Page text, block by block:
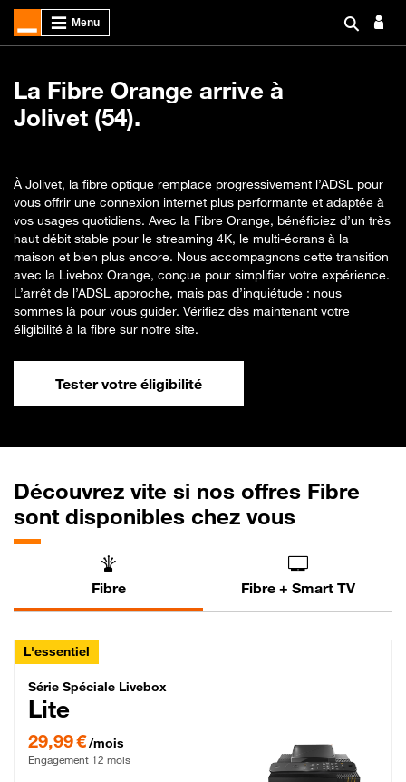
La Fibre Orange arrive à
Jolivet (54).
À Jolivet, la fibre optique remplace progressivement l’ADSL pour
vous offrir une connexion internet plus performante et adaptée à
vos usages quotidiens. Avec la Fibre Orange, bénéficiez d’un très
haut débit stable pour le streaming 4K, le multi-écrans à la
maison et bien plus encore. Nous accompagnons cette transition
avec la Livebox Orange, conçue pour simplifier votre expérience.
L’arrêt de l’ADSL approche, mais pas d’inquiétude : nous
sommes là pour vous guider. Vérifiez dès maintenant votre
éligibilité à la fibre sur notre site.
Tester votre éligibilité
Découvrez vite si nos offres Fibre
sont disponibles chez vous
Fibre Fibre + Smart TV
L'essentiel
Série Spéciale Livebox Lite Fibre
Série Spéciale Livebox
Lite
29,99 €/mois
Engagement 12 mois